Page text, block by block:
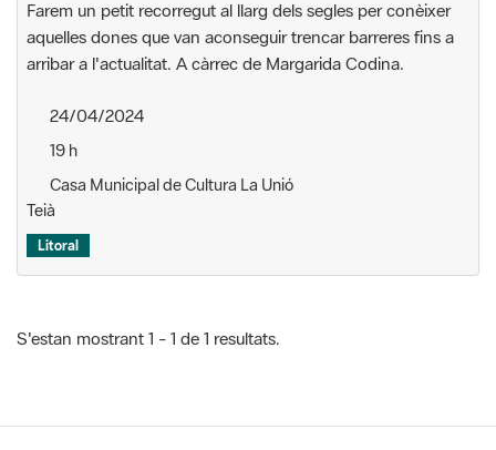
24/04/2024
19 h
Casa Municipal de Cultura La Unió
S'estan mostrant 1 - 1 de 1 resultats.